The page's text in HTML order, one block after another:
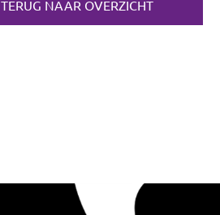
TERUG NAAR OVERZICHT